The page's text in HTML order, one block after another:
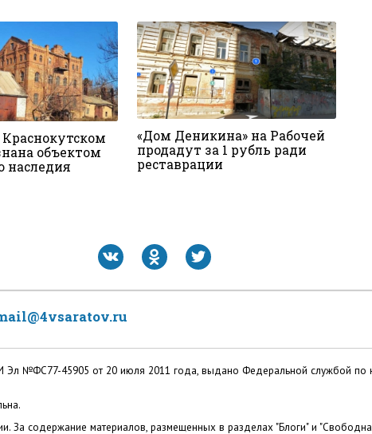
объектом
наследия
«Дом Деникина» на Рабочей
продадут за 1 рубль ради
реставрации
Эл №ФС77-45905 от 20 июля 2011 года, выдано Федеральной службой
За содержание материалов, размещенных в разделах "Блоги" и